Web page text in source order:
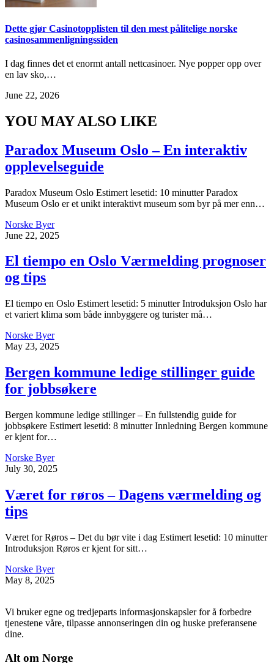
Dette gjør Casinotopplisten til den mest pålitelige norske
casinosammenligningssiden
I dag finnes det et enormt antall nettcasinoer. Nye popper opp over
en lav sko,…
June 22, 2026
YOU MAY ALSO LIKE
Paradox Museum Oslo – En interaktiv
opplevelseguide
Paradox Museum Oslo Estimert lesetid: 10 minutter Paradox
Museum Oslo er et unikt interaktivt museum som byr på mer enn…
Norske Byer
June 22, 2025
El tiempo en Oslo Værmelding prognoser
og tips
El tiempo en Oslo Estimert lesetid: 5 minutter Introduksjon Oslo har
et variert klima som både innbyggere og turister må…
Norske Byer
May 23, 2025
Bergen kommune ledige stillinger guide
for jobbsøkere
Bergen kommune ledige stillinger – En fullstendig guide for
jobbsøkere Estimert lesetid: 8 minutter Innledning Bergen kommune
er kjent for…
Norske Byer
July 30, 2025
Været for røros – Dagens værmelding og
tips
Været for Røros – Det du bør vite i dag Estimert lesetid: 10 minutter
Introduksjon Røros er kjent for sitt…
Norske Byer
May 8, 2025
Vi bruker egne og tredjeparts informasjonskapsler for å forbedre
tjenestene våre, tilpasse annonseringen din og huske preferansene
dine.
Alt om Norge